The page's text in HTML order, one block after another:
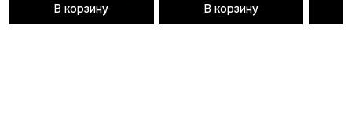
В корзину В корзину